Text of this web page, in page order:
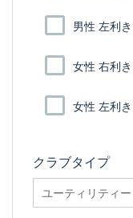
男性 左利き
女性 右利き
女性 左利き
クラブタイプ